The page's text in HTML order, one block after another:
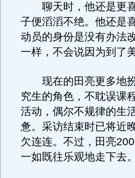
聊天时，他还是更喜
子便滔滔不绝。他还是
动员的身份是没有办法
一样，不会说因为到了
现在的田亮更多地扮
究生的角色，不耽误课
活动，偶尔不规律的生
惫。采访结束时已将近
欠连连。不过，田亮
一如既往乐观地走下去。